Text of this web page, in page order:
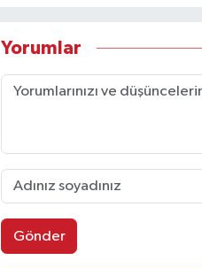
Yorumlar
Gönder